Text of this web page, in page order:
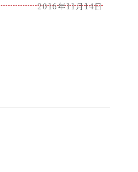
2016年11月14日